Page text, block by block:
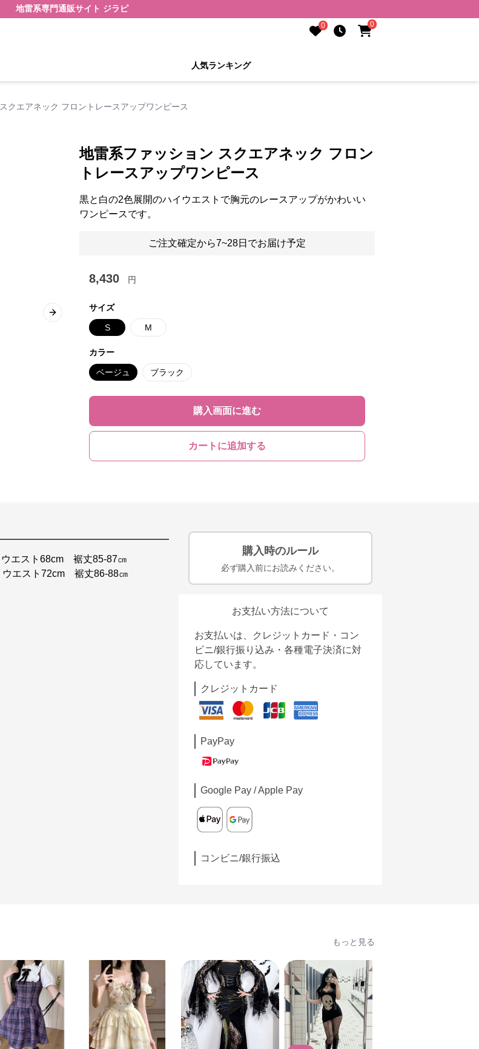
地雷系専門通販サイト ジラピ
0 0
人気ランキング
クエアネック フロントレースアップワンピース
Next slide
地雷系ファッション スクエアネック フロン
トレースアップワンピース
黒と白の2色展開のハイウエストで胸元のレースアップがかわいい
ワンピースです。
ご注文確定から7~28日でお届け予定
8,430 円
サイズ
S M
カラー
ベージュ ブラック
購入画面に進む
カートに追加する
エスト68cm 裾丈85-87㎝
エスト72cm 裾丈86-88㎝
購入時のルール
必ず購入前にお読みください。
お支払い方法について
お支払いは、クレジットカード・コン
ビニ/銀行振り込み・各種電子決済に対
応しています。
クレジットカード
PayPay
Google Pay / Apple Pay
コンビニ/銀行振込
もっと見る